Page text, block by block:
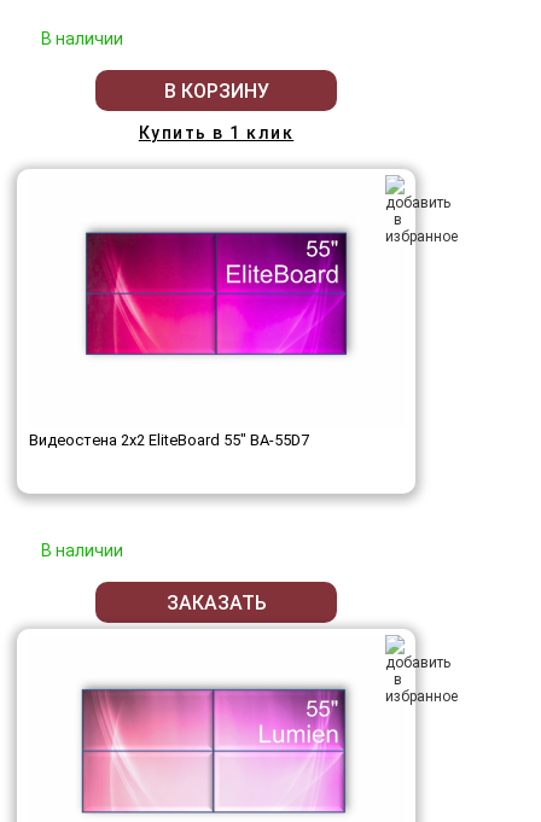
В наличии
В КОРЗИНУ
Купить в 1 клик
Видеостена 2x2 EliteBoard 55" BA-55D7
В наличии
ЗАКАЗАТЬ